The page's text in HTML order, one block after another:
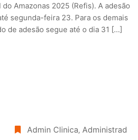
Amazonas 2025 (Refis). A adesão
segunda-feira 23. Para os demais
de adesão segue até o dia 31 […]
Admin Clinica‚ Administrad